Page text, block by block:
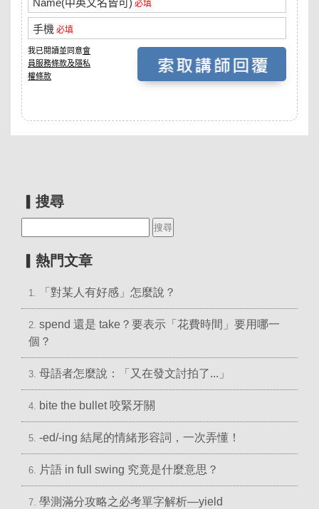
▎搜尋
▎熱門文章
1. 「對某人有好感」怎麼說？
2. spend 還是 take？要表示「花費時間」要用哪一
個？
3. 母語者怎麼說：「又在發文討拍了...」
4. bite the bullet 咬緊牙關
5. -ed/-ing 結尾的情緒形容詞，一次弄懂！
6. 片語 in full swing 究竟是什麼意思？
7. 學測滿分攻略之必考單字解析—yield